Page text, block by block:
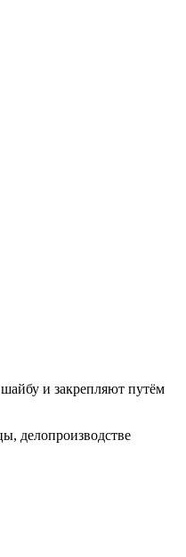
и закрепляют путём
делопроизводстве